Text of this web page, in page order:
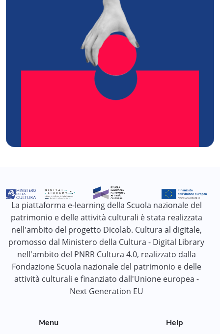
La piattaforma e-learning della Scuola nazionale del
patrimonio e delle attività culturali è stata realizzata
nell'ambito del progetto Dicolab. Cultura al digitale,
promosso dal Ministero della Cultura - Digital Library
nell'ambito del PNRR Cultura 4.0, realizzato dalla
Fondazione Scuola nazionale del patrimonio e delle
attività culturali e finanziato dall'Unione europea -
Next Generation EU
Menu Help